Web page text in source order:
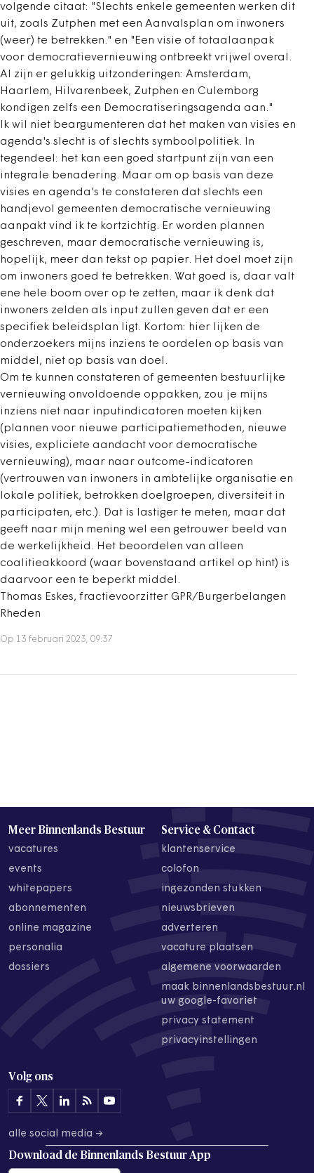
volgende citaat: "Slechts enkele gemeenten werken dit
uit, zoals Zutphen met een Aanvalsplan om inwoners
(weer) te betrekken." en "Een visie of totaalaanpak
voor democratievernieuwing ontbreekt vrijwel overal.
Al zijn er gelukkig uitzonderingen: Amsterdam,
Haarlem, Hilvarenbeek, ­Zutphen en Culemborg
kondigen zelfs een Democratiseringsagenda aan."
Ik wil niet beargumenteren dat het maken van visies en
agenda's slecht is of slechts symboolpolitiek. In
tegendeel: het kan een goed startpunt zijn van een
integrale benadering. Maar om op basis van deze
visies en agenda's te constateren dat slechts een
handjevol gemeenten democratische vernieuwing
aanpakt vind ik te kortzichtig. Er worden plannen
geschreven, maar democratische vernieuwing is,
hopelijk, meer dan tekst op papier. Het doel moet zijn
om inwoners goed te betrekken. Wat goed is, daar valt
ene hele boom over op te zetten, maar ik denk dat
inwoners zelden als input zullen geven dat er een
specifiek beleidsplan ligt. Kortom: hier lijken de
onderzoekers mijns inziens te oordelen op basis van
middel, niet op basis van doel.
Om te kunnen constateren of gemeenten bestuurlijke
vernieuwing onvoldoende oppakken, zou je mijns
inziens niet naar inputindicatoren moeten kijken
(plannen voor nieuwe participatiemethoden, nieuwe
visies, expliciete aandacht voor democratische
vernieuwing), maar naar outcome-indicatoren
(vertrouwen van inwoners in ambtelijke organisatie en
lokale politiek, betrokken doelgroepen, diversiteit in
participaten, etc.). Dat is lastiger te meten, maar dat
geeft naar mijn mening wel een getrouwer beeld van
de werkelijkheid. Het beoordelen van alleen
coalitieakkoord (waar bovenstaand artikel op hint) is
daarvoor een te beperkt middel.
Thomas Eskes, fractievoorzitter GPR/Burgerbelangen
Rheden
Op 13 februari 2023, 09:37
Meer Binnenlands Bestuur
vacatures
events
whitepapers
abonnementen
online magazine
personalia
dossiers
Service & Contact
klantenservice
colofon
ingezonden stukken
nieuwsbrieven
adverteren
vacature plaatsen
algemene voorwaarden
maak binnenlandsbestuur.nl
uw google-favoriet
privacy statement
privacyinstellingen
Volg ons
alle social media →
Download de Binnenlands Bestuur App